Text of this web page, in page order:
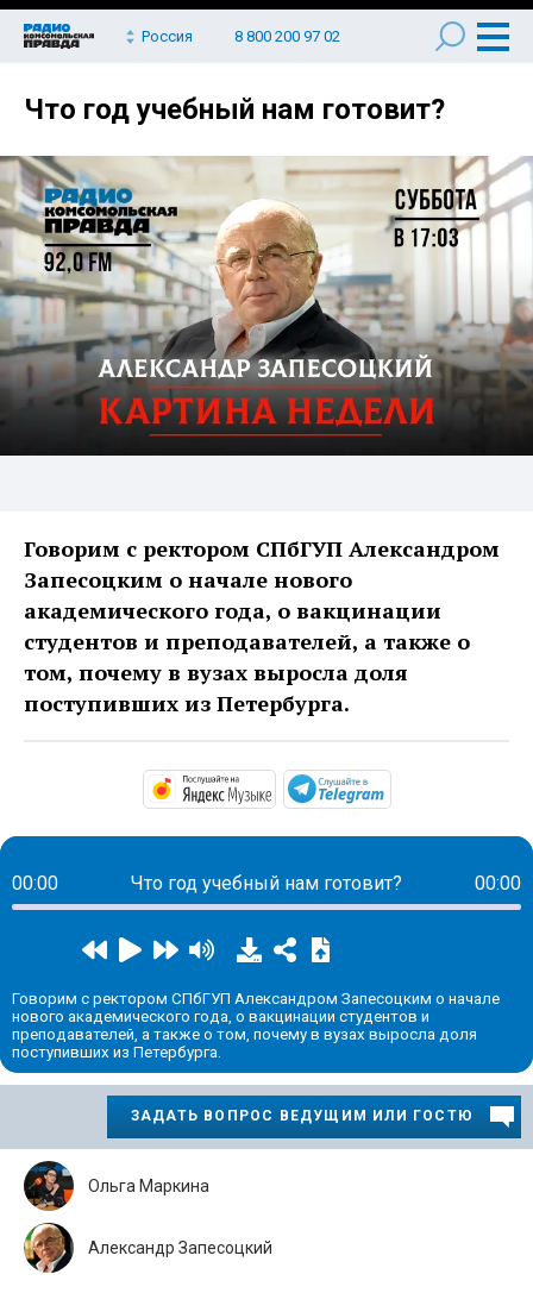
Россия 8 800 200 97 02
Что год учебный нам готовит?
Говорим с ректором СПбГУП Александром
Запесоцким о начале нового
академического года, о вакцинации
студентов и преподавателей, а также о
том, почему в вузах выросла доля
поступивших из Петербурга.
https://music.yandex.ru/
00:00 Что год учебный нам готовит? 00:00
Говорим с ректором СПбГУП Александром Запесоцким о начале
нового академического года, о вакцинации студентов и
преподавателей, а также о том, почему в вузах выросла доля
поступивших из Петербурга.
ЗАДАТЬ ВОПРОС ВЕДУЩИМ ИЛИ ГОСТЮ
Ольга Маркина
Александр Запесоцкий